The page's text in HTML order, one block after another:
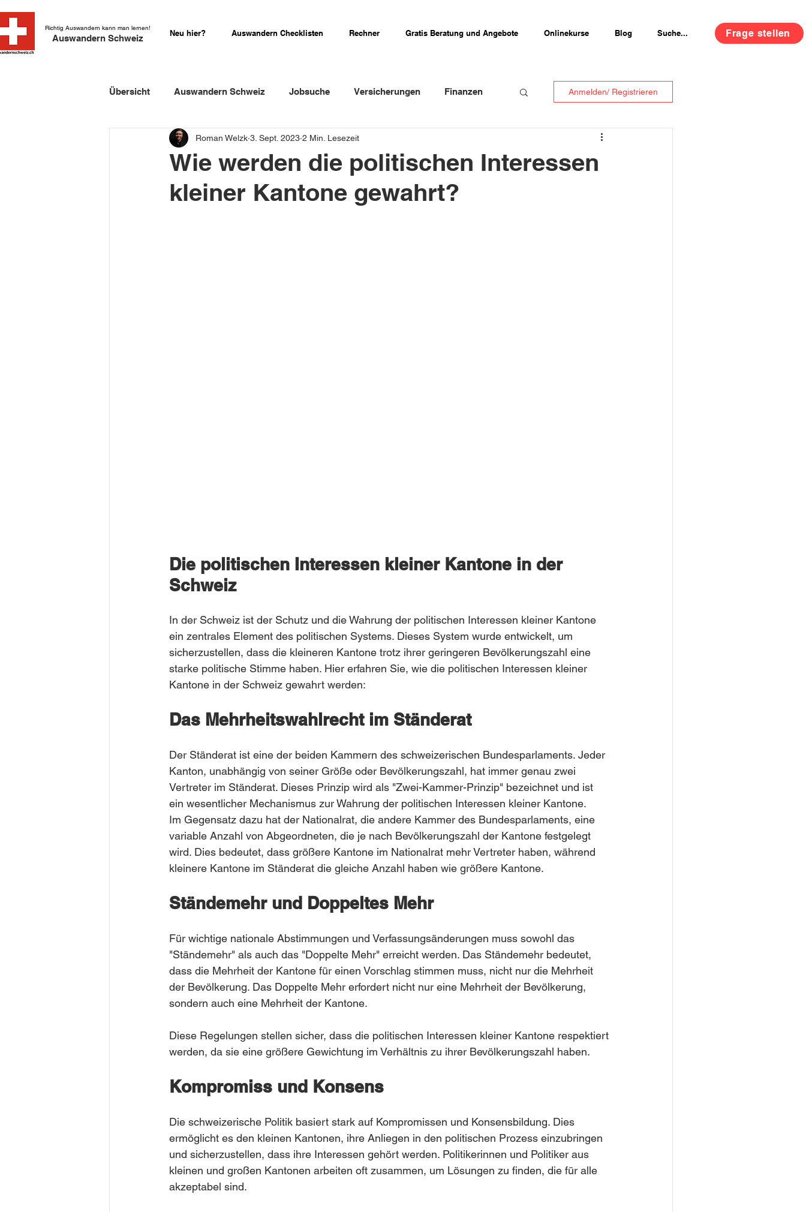
Richtig Auswandern kann man lernen!
Auswandern Schweiz Neu hier? Auswandern Checklisten Rechner Gratis Beratung und Angebote Onlinekurse Blog Suche... Frage stellen
Übersicht Auswandern Schweiz Jobsuche Versicherungen Finanzen
Einbürgerung Schweiz Schweizer Firmenportraits
Schweizer Kurzgeschichten Erfahrungsberichte
Anmelden/ Registrieren
Wie werden die politischen Interessen
kleiner Kantone gewahrt?
Roman Welzk 3. Sept. 2023 2 Min. Lesezeit
Die politischen Interessen kleiner Kantone in der
Schweiz
In der Schweiz ist der Schutz und die Wahrung der politischen Interessen kleiner Kantone
ein zentrales Element des politischen Systems. Dieses System wurde entwickelt, um
sicherzustellen, dass die kleineren Kantone trotz ihrer geringeren Bevölkerungszahl eine
starke politische Stimme haben. Hier erfahren Sie, wie die politischen Interessen kleiner
Kantone in der Schweiz gewahrt werden:
Das Mehrheitswahlrecht im Ständerat
Der Ständerat ist eine der beiden Kammern des schweizerischen Bundesparlaments. Jeder
Kanton, unabhängig von seiner Größe oder Bevölkerungszahl, hat immer genau zwei
Vertreter im Ständerat. Dieses Prinzip wird als "Zwei-Kammer-Prinzip" bezeichnet und ist
ein wesentlicher Mechanismus zur Wahrung der politischen Interessen kleiner Kantone.
Im Gegensatz dazu hat der Nationalrat, die andere Kammer des Bundesparlaments, eine
variable Anzahl von Abgeordneten, die je nach Bevölkerungszahl der Kantone festgelegt
wird. Dies bedeutet, dass größere Kantone im Nationalrat mehr Vertreter haben, während
kleinere Kantone im Ständerat die gleiche Anzahl haben wie größere Kantone.
Ständemehr und Doppeltes Mehr
Für wichtige nationale Abstimmungen und Verfassungsänderungen muss sowohl das
"Ständemehr" als auch das "Doppelte Mehr" erreicht werden. Das Ständemehr bedeutet,
dass die Mehrheit der Kantone für einen Vorschlag stimmen muss, nicht nur die Mehrheit
der Bevölkerung. Das Doppelte Mehr erfordert nicht nur eine Mehrheit der Bevölkerung,
sondern auch eine Mehrheit der Kantone.
Diese Regelungen stellen sicher, dass die politischen Interessen kleiner Kantone respektiert
werden, da sie eine größere Gewichtung im Verhältnis zu ihrer Bevölkerungszahl haben.
Kompromiss und Konsens
Die schweizerische Politik basiert stark auf Kompromissen und Konsensbildung. Dies
ermöglicht es den kleinen Kantonen, ihre Anliegen in den politischen Prozess einzubringen
und sicherzustellen, dass ihre Interessen gehört werden. Politikerinnen und Politiker aus
kleinen und großen Kantonen arbeiten oft zusammen, um Lösungen zu finden, die für alle
akzeptabel sind.